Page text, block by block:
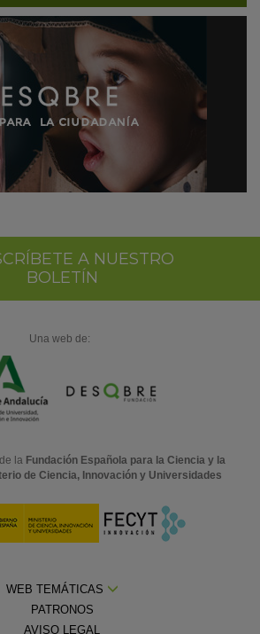
A NUESTRO
BOLETÍN
Una web de:
la Fundación Española para la Ciencia y la
de Ciencia, Innovación y Universidades
WEB TEMÁTICAS
PATRONOS
AVISO LEGAL